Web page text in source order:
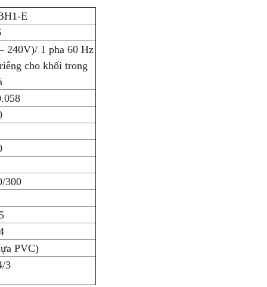
E
240V)/ 1 pha 60 Hz
cho khối trong
300
PVC)
3